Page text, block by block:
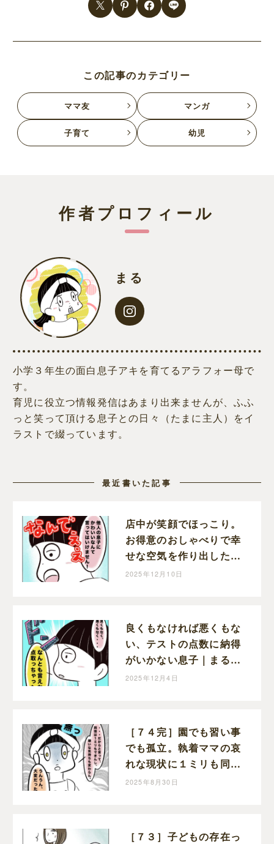
この記事のカテゴリー
ママ友 マンガ
子育て 幼児
作者プロフィール
まる
小学３年生の面白息子アキを育てるアラフォー母で
す。
育児に役立つ情報発信はあまり出来ませんが、ふふ
っと笑って頂ける息子との日々（たまに主人）をイ
ラストで綴っています。
最近書いた記事
店中が笑顔でほっこり。
お得意のおしゃべりで幸
せな空気を作り出した息
子｜まるの育児絵日記
2025年12月10日
良くもなければ悪くもな
い、テストの点数に納得
がいかない息子｜まるの
育児絵日記
2025年12月4日
［７４完］園でも習い事
でも孤立。執着ママの哀
れな現状に１ミリも同情
できない。執着ママにロ
2025年8月30日
［７３］子どもの存在っ